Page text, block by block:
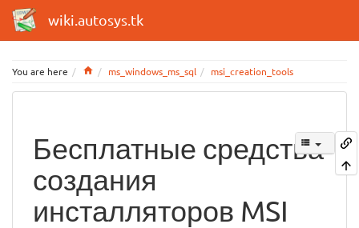
wiki.autosys.tk
You are here Homems_windows_ms_sql msi_creation_tools
Бесплатные средства
создания
инсталляторов MSI